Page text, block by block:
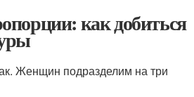
как добиться
Женщин подразделим на три